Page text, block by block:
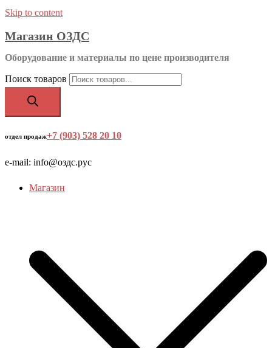
Skip to content
Магазин ОЗДС
Оборудование и материалы по цене производителя
Поиск товаров
отдел продаж+7 (903) 528 20 10
e-mail: info@оздс.рус
Магазин